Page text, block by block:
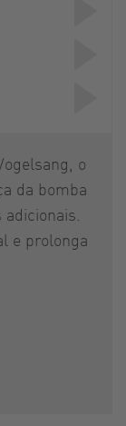
o
da bomba
e prolonga